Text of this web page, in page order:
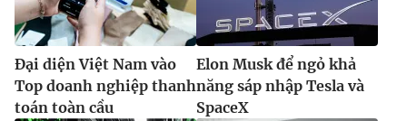
Đại diện Việt Nam vào
Top doanh nghiệp thanh
toán toàn cầu
Elon Musk để ngỏ khả
năng sáp nhập Tesla và
SpaceX